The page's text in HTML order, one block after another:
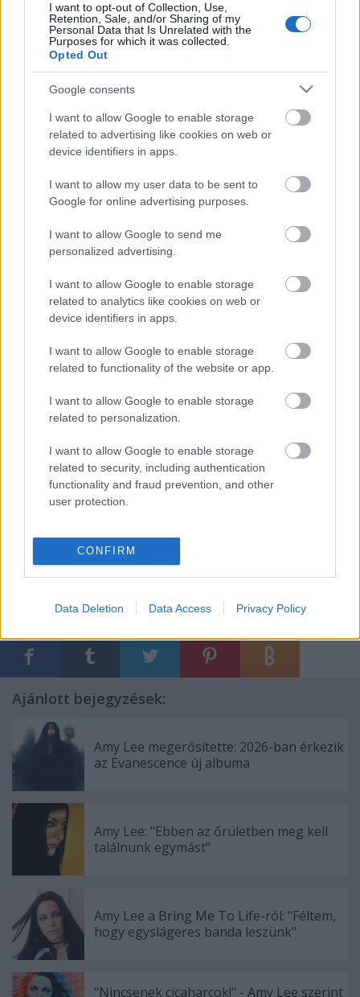
I want to opt-out of Collection, Use,
Retention, Sale, and/or Sharing of my
Personal Data that Is Unrelated with the
Purposes for which it was collected.
Opted Out
Google consents
I want to allow Google to enable storage
related to advertising like cookies on web or
device identifiers in apps.
I want to allow my user data to be sent to
Google for online advertising purposes.
I want to allow Google to send me
personalized advertising.
I want to allow Google to enable storage
related to analytics like cookies on web or
device identifiers in apps.
I want to allow Google to enable storage
related to functionality of the website or app.
I want to allow Google to enable storage
related to personalization.
I want to allow Google to enable storage
related to security, including authentication
functionality and fraud prevention, and other
user protection.
CONFIRM
Data Deletion Data Access Privacy Policy
7. How Do I Heal
8. About us
9. Calm Down
10. Self-Destruct
11. Forever Without You
12. Wide Open Heart
Címkék:új album Evanescence Amy Lee
Ajánlott bejegyzések:
Amy Lee megerősítette: 2026-ban érkezik
az Evanescence új albuma
Amy Lee: "Ebben az őrületben meg kell
találnunk egymást"
Amy Lee a Bring Me To Life-ról: "Féltem,
hogy egyslágeres banda leszünk"
"Nincsenek cicaharcok!" - Amy Lee szerint